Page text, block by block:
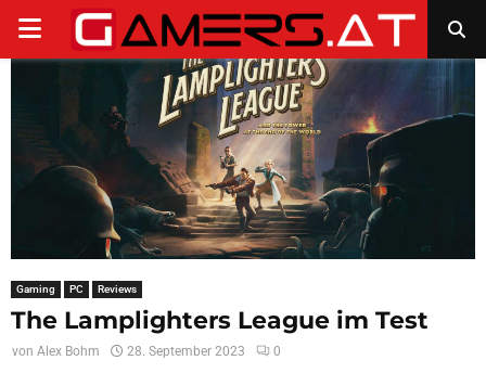
PRIMARY
Gaming PC Reviews
The Lamplighters League im Test
von Alex Bohm 28. September 2023 0